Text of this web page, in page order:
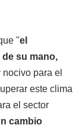
"el
su mano,
para el
este clima
el sector
cambio